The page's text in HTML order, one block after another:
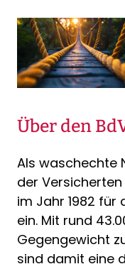
Über den
Als waschechte
der
im Jahr 1982 für
ein. Mit rund
Gegengewicht
sind damit eine